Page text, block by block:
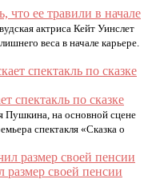
что ее травили в начале
актриса Кейт Уинслет
веса в начале карьере.
спектакль по сказке
Пушкина, на основной сцене
спектакля «Сказка о
размер своей пенсии